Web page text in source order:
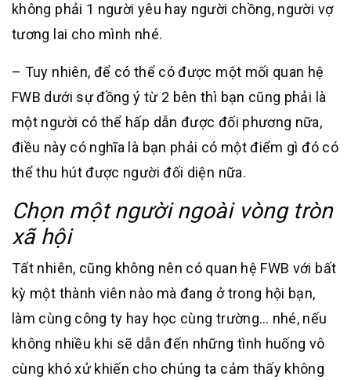
không phải 1 người yêu hay người chồng, người vợ
tương lai cho mình nhé.
– Tuy nhiên, để có thể có được một mối quan hệ
FWB dưới sự đồng ý từ 2 bên thì bạn cũng phải là
một người có thể hấp dẫn được đối phương nữa,
điều này có nghĩa là bạn phải có một điểm gì đó có
thể thu hút được người đối diện nữa.
Chọn một người ngoài vòng tròn
xã hội
Tất nhiên, cũng không nên có quan hệ FWB với bất
kỳ một thành viên nào mà đang ở trong hội bạn,
làm cùng công ty hay học cùng trường… nhé, nếu
không nhiều khi sẽ dẫn đến những tình huống vô
cùng khó xử khiến cho chúng ta cảm thấy không